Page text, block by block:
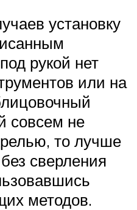
установку
рукой нет
или на
совсем не
то лучше
сверления
методов.